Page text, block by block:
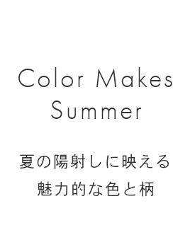
Color Makes
Summer
夏の陽射しに映える
魅力的な色と柄